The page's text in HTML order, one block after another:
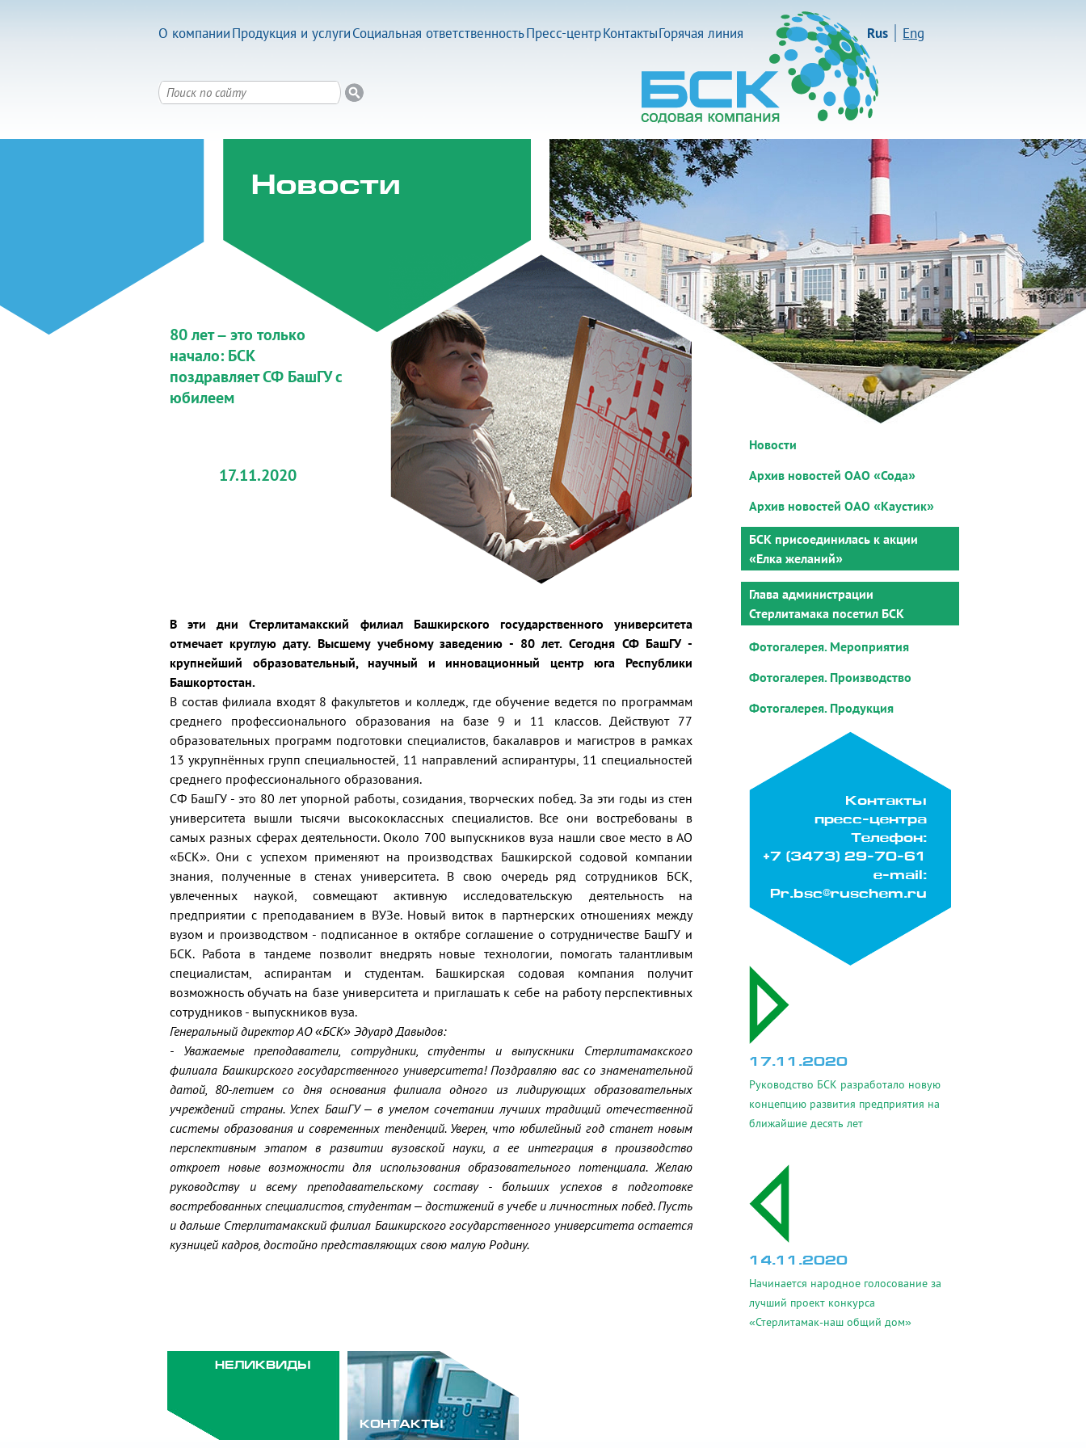
О компанииПродукция и услугиСоциальная ответственностьПресс-центрКонтактыГорячая линия Rus Eng
Новости
80 лет – это только
начало: БСК
поздравляет СФ БашГУ с
юбилеем
17.11.2020
В эти дни Стерлитамакский филиал Башкирского государственного университета
отмечает круглую дату. Высшему учебному заведению - 80 лет. Сегодня СФ БашГУ -
крупнейший образовательный, научный и инновационный центр юга Республики
Башкортостан.
В состав филиала входят 8 факультетов и колледж, где обучение ведется по программам
среднего профессионального образования на базе 9 и 11 классов. Действуют 77
образовательных программ подготовки специалистов, бакалавров и магистров в рамках
13 укрупнённых групп специальностей, 11 направлений аспирантуры, 11 специальностей
среднего профессионального образования.
СФ БашГУ - это 80 лет упорной работы, созидания, творческих побед. За эти годы из стен
университета вышли тысячи высококлассных специалистов. Все они востребованы в
самых разных сферах деятельности. Около 700 выпускников вуза нашли свое место в АО
«БСК». Они с успехом применяют на производствах Башкирской содовой компании
знания, полученные в стенах университета. В свою очередь ряд сотрудников БСК,
увлеченных наукой, совмещают активную исследовательскую деятельность на
предприятии с преподаванием в ВУЗе. Новый виток в партнерских отношениях между
вузом и производством - подписанное в октябре соглашение о сотрудничестве БашГУ и
БСК. Работа в тандеме позволит внедрять новые технологии, помогать талантливым
специалистам, аспирантам и студентам. Башкирская содовая компания получит
возможность обучать на базе университета и приглашать к себе на работу перспективных
сотрудников - выпускников вуза.
Генеральный директор АО «БСК» Эдуард Давыдов:
- Уважаемые преподаватели, сотрудники, студенты и выпускники Стерлитамакского
филиала Башкирского государственного университета! Поздравляю вас со знаменательной
датой, 80-летием со дня основания филиала одного из лидирующих образовательных
учреждений страны. Успех БашГУ – в умелом сочетании лучших традиций отечественной
системы образования и современных тенденций. Уверен, что юбилейный год станет новым
перспективным этапом в развитии вузовской науки, а ее интеграция в производство
откроет новые возможности для использования образовательного потенциала. Желаю
руководству и всему преподавательскому составу - больших успехов в подго​товке
востребованных специалистов, студентам – достижений в учебе и личностных побед. Пусть
и дальше Стерлитамакский филиал Башкирского государственного университета остается
кузницей кадров, достойно представляющих свою малую Родину.
Новости
Архив новостей ОАО «Сода»
Архив новостей ОАО «Каустик»
БСК присоединилась к акции
«Елка желаний»
Глава администрации
Стерлитамака посетил БСК
Фотогалерея. Мероприятия
Фотогалерея. Производство
Фотогалерея. Продукция
Контакты
пресс-центра
Телефон:
+7 (3473) 29-70-61
e-mail:
Pr.bsc@ruschem.ru
17.11.2020
Руководство БСК разработало новую
концепцию развития предприятия на
ближайшие десять лет
14.11.2020
Начинается народное голосование за
лучший проект конкурса
«Стерлитамак-наш общий дом»
НЕЛИКВИДЫ
КОНТАКТЫ